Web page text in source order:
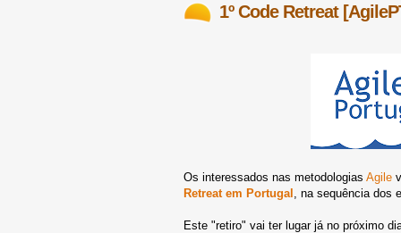
1º Code Retreat
Os interessados nas metodologias Agile
Retreat em Portugal , na sequência dos
Este "retiro" vai ter lugar já no próximo